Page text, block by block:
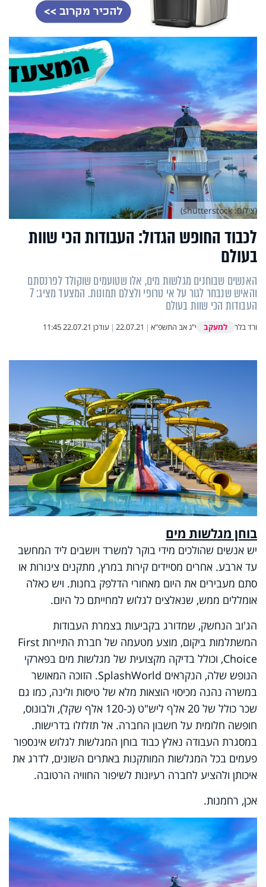
לכבוד החופש הגדול: העבודות הכי שוות
בעולם
האנשים שבוחנים מגלשות מים, אלו שטועמים שוקולד לפרנסתם
והאיש שנבחר לגור על אי טרופי ולצלם תמונות. המצעד מציג: 7
העבודות הכי שוות בעולם
ורד בלר למעקב י"ג אב התשפ"א |
22.07.21
| עודכן 22.07.21 11:45
(צילום: shutterstock)
בוחן מגלשות מים
יש אנשים שהולכים מידי בוקר למשרד ויושבים ליד המחשב
עד ארבע. אחרים מסיידים קירות במרץ, מתקנים צינורות או
סתם מעבירים את היום מאחורי הדלפק בחנות. ויש כאלה
אומללים ממש, שנאלצים לגלוש למחייתם כל היום.
הג'וב הנחשק, שמדורג בקביעות בצמרת העבודות
המשתלמות ביקום, מוצע מטעמה של חברת התיירות First
Choice, וכולל בדיקה מקצועית של מגלשות מים בפארקי
הנופש שלה, הנקראים SplashWorld. הזוכה המאושר
במשרה נהנה מכיסוי הוצאות מלא של טיסות ולינה, כמו גם
שכר כולל של 20 אלף ליש"ט (כ-120 אלף שקל), ולבונוס,
חופשה חלומית על חשבון החברה. אל תזלזלו בדרישות.
במסגרת העבודה נאלץ כבוד בוחן המגלשות לגלוש אינספור
פעמים בכל המגלשות המותקנות באתרים השונים, לדרג את
איכותן ולהציע לחברה רעיונות לשיפור החוויה הרטובה.
אכן, רחמנות.